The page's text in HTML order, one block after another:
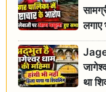
लगाए
था